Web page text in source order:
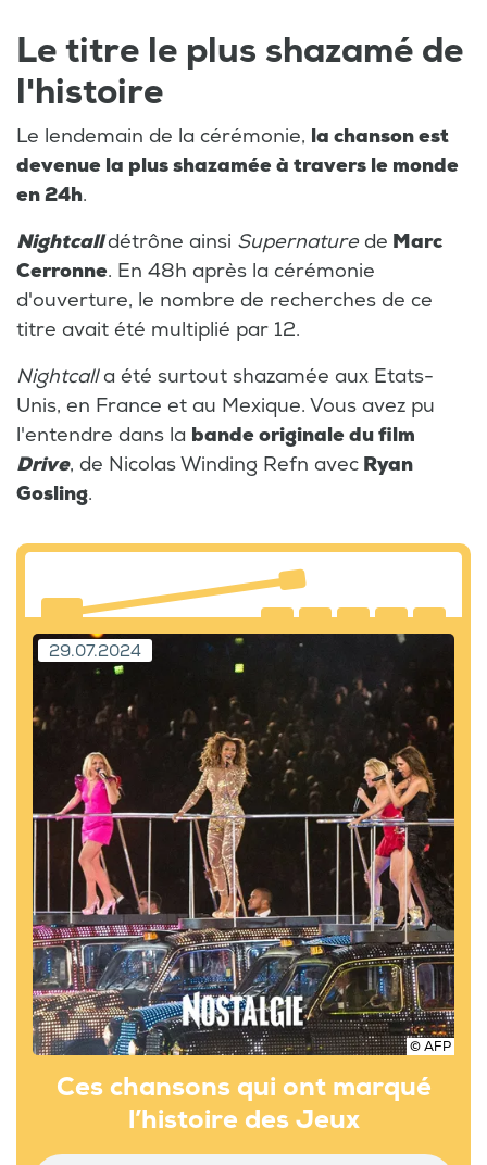
Le titre le plus shazamé de
l'histoire
Le lendemain de la cérémonie, la chanson est
devenue la plus shazamée à travers le monde
en 24h.
Nightcalldétrône ainsi Supernaturede Marc
Cerronne. En 48h après la cérémonie
d'ouverture, le nombre de recherches de ce
titre avait été multiplié par 12.
Nightcalla été surtout shazamée aux Etats-
Unis, en France et au Mexique. Vous avez pu
l'entendre dans la bande originale du film
Drive, de Nicolas Winding Refn avec Ryan
Gosling.
© AFP
29.07.2024
Ces chansons qui ont marqué
l’histoire des Jeux